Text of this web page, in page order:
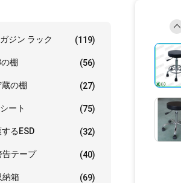
ジン ラック (119)
棚 (56)
蔵の棚 (27)
ート (75)
るESD (32)
告テープ (40)
納箱 (69)